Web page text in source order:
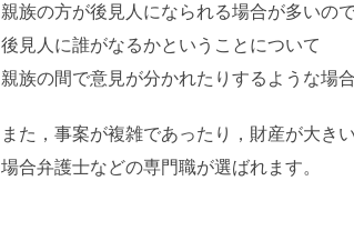
親族の方が後見人になられる場合が多いので
後見人に誰がなるかということについて
親族の間で意見が分かれたりするような場
また，事案が複雑であったり，財産が大き
場合弁護士などの専門職が選ばれます。